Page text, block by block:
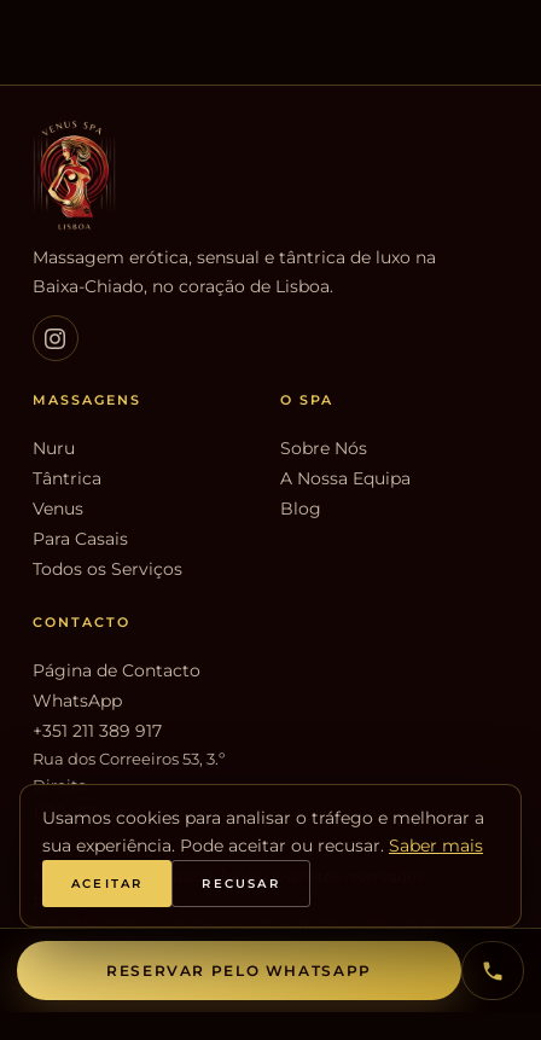
Massagem erótica, sensual e tântrica de luxo na
Baixa-Chiado, no coração de Lisboa.
MASSAGENS
Nuru
Tântrica
Venus
Para Casais
Todos os Serviços
O SPA
Sobre Nós
A Nossa Equipa
Blog
CONTACTO
Página de Contacto
WhatsApp
+351 211 389 917
Rua dos Correeiros 53, 3.º
Direito
1100-162 Lisboa
© 2026 Venus Spa Lisboa. Todos os direitos reservados.
PrivacidadeCookies
Não oferecemos serviços sexuais ou qualquer tipo de ato que vá
além da proposta terapêutica e sensual da massagem.
RESERVAR PELO WHATSAPP
Usamos cookies para analisar o tráfego e melhorar a
sua experiência. Pode aceitar ou recusar. Saber mais
ACEITAR RECUSAR